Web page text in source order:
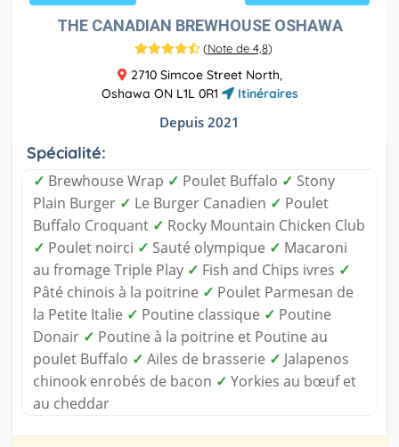
THE CANADIAN BREWHOUSE OSHAWA
(Note de 4,8)
2710 Simcoe Street North,
Oshawa ON L1L 0R1
Itinéraires
Depuis 2021
Spécialité:
✓ Brewhouse Wrap ✓ Poulet Buffalo ✓ Stony
Plain Burger ✓ Le Burger Canadien ✓ Poulet
Buffalo Croquant ✓ Rocky Mountain Chicken Club
✓ Poulet noirci ✓ Sauté olympique ✓ Macaroni
au fromage Triple Play ✓ Fish and Chips ivres ✓
Pâté chinois à la poitrine ✓ Poulet Parmesan de
la Petite Italie ✓ Poutine classique ✓ Poutine
Donair ✓ Poutine à la poitrine et Poutine au
poulet Buffalo ✓ Ailes de brasserie ✓ Jalapenos
chinook enrobés de bacon ✓ Yorkies au bœuf et
au cheddar